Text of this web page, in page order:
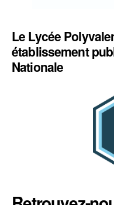
Le Lycée
établissement
Nationale